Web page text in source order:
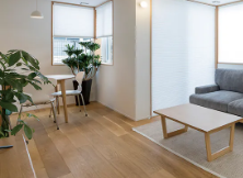
お悩み・相談事例
よくある質問
ご利用者の声・実例